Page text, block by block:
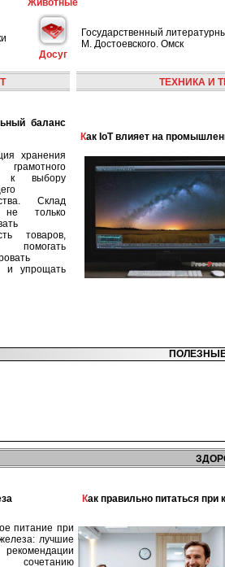
Животные
Досуг
Государственный
М. Достоевского. Омск
хранения
к выбору
Склад
только
товаров,
и упрощать
ТЕХНИКА И
Как IoT влияет на
питание при
лучшие
рекомендации
Как правильно питаться